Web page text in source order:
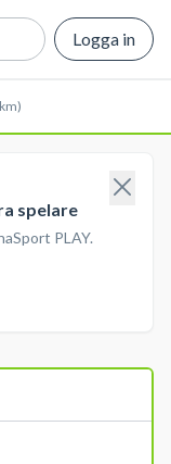
Logga in
spelare
PLAY.